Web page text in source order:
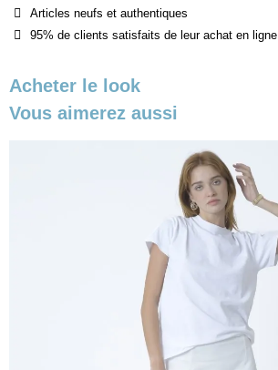
Articles neufs et authentiques
95% de clients satisfaits de leur achat en ligne
Acheter le look
Vous aimerez aussi